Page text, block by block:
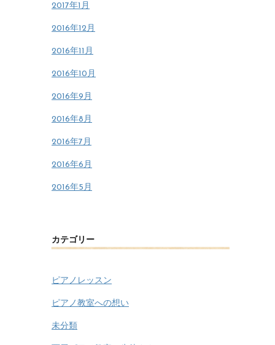
2017年1月
2016年12月
2016年11月
2016年10月
2016年9月
2016年8月
2016年7月
2016年6月
2016年5月
カテゴリー
ピアノレッスン
ピアノ教室への想い
未分類